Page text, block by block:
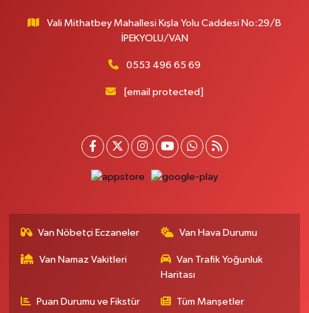
Vali Mithatbey Mahallesi Kışla Yolu Caddesi No:29/B
İPEKYOLU/VAN
0553 496 65 69
[email protected]
Van Nöbetçi Eczaneler Van Hava Durumu
Van Namaz Vakitleri
Van Trafik Yoğunluk
Haritası
Puan Durumu ve Fikstür Tüm Manşetler